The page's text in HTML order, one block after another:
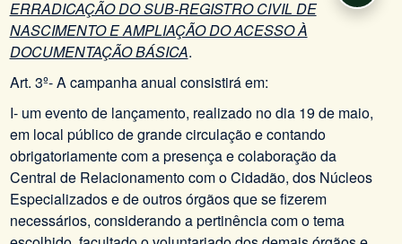
ERRADICAÇÃO DO SUB-REGISTRO CIVIL DE
NASCIMENTO E AMPLIAÇÃO DO ACESSO À
DOCUMENTAÇÃO BÁSICA.
Art. 3º- A campanha anual consistirá em:
I- um evento de lançamento, realizado no dia 19 de maio,
em local público de grande circulação e contando
obrigatoriamente com a presença e colaboração da
Central de Relacionamento com o Cidadão, dos Núcleos
Especializados e de outros órgãos que se fizerem
necessários, considerando a pertinência com o tema